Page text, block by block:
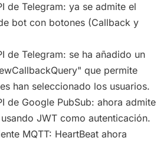
de Telegram: ya se admite el
bot con botones (Callback y
de Telegram: se ha añadido un
que permite
han seleccionado los usuarios.
de Google PubSub: ahora admite
JWT como autenticación.
MQTT: HeartBeat ahora